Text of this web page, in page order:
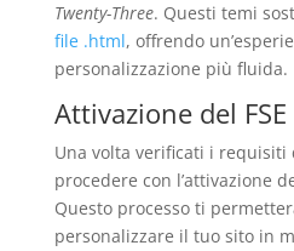
Twenty-Three. Questi temi
file .html, offrendo
personalizzazione più fluida.
Attivazione del FSE
Una volta verificati i requisiti
procedere con l’attivazione
Questo processo ti
personalizzare il tuo sito in